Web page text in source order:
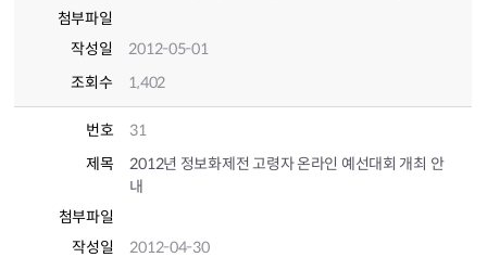
첨부파일
작성일
2012-05-01
조회수
1,402
번호
31
제목
2012년 정보화제전 고령자 온라인 예선대회 개최 안
내
첨부파일
작성일
2012-04-30